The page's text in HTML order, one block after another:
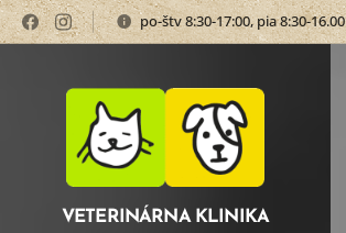
po-štv 8:30-17:00, pia 8:30-16.00
VETERINÁRNA KLINIKA